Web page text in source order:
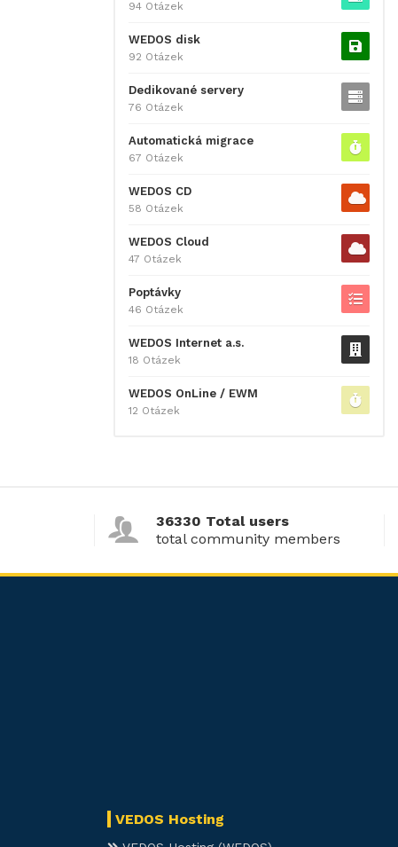
94 Otázek
WEDOS disk
92 Otázek
Dedikované servery
76 Otázek
Automatická migrace
67 Otázek
WEDOS CD
58 Otázek
WEDOS Cloud
47 Otázek
Poptávky
46 Otázek
WEDOS Internet a.s.
18 Otázek
WEDOS OnLine / EWM
12 Otázek
36330 Total users
total community members
VEDOS Hosting